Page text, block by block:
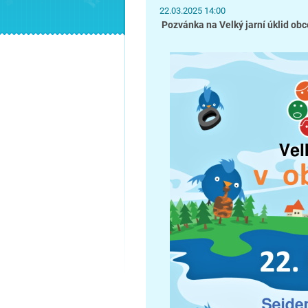
22.03.2025 14:00
Pozvánka na Velký jarní úklid